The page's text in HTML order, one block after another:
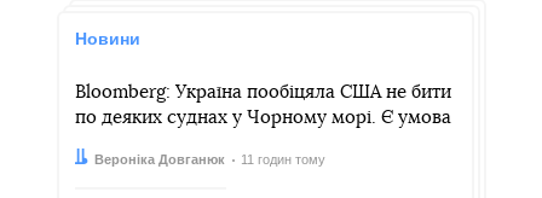
Новини
Bloomberg: Україна пообіцяла США не бити
по деяких суднах у Чорному морі. Є умова
Автор:
Вероніка Довганюк
Дата: 11 годин тому